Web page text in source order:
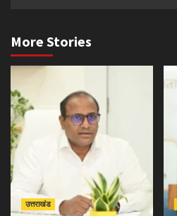
More Stories
उत्तराखंड